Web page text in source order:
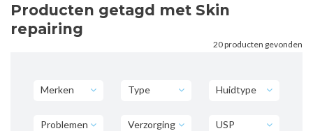
Producten getagd met Skin
repairing
20 producten gevonden
Merken Type Huidtype
Problemen Verzorging USP